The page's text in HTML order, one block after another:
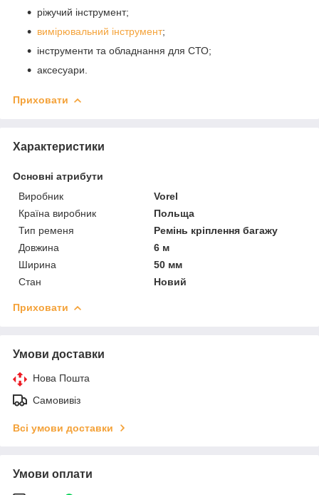
ріжучий інструмент;
вимірювальний інструмент;
інструменти та обладнання для СТО;
аксесуари.
Приховати
Характеристики
Основні атрибути
Виробник
Vorel
Країна виробник
Польща
Тип ременя
Ремінь кріплення багажу
Довжина
6 м
Ширина
50 мм
Стан
Новий
Приховати
Умови доставки
Нова Пошта
Самовивіз
Всі умови доставки
Умови оплати